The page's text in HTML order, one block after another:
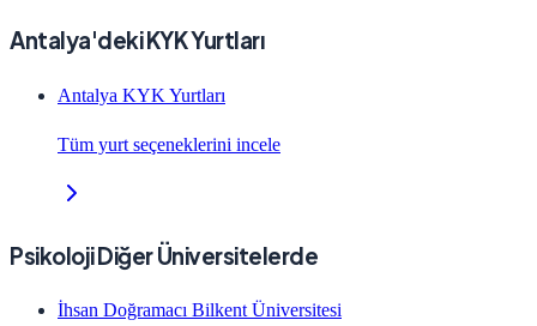
Antalya'deki KYK Yurtları
Antalya KYK Yurtları
Tüm yurt seçeneklerini incele
Psikoloji Diğer Üniversitelerde
İhsan Doğramacı Bilkent Üniversitesi